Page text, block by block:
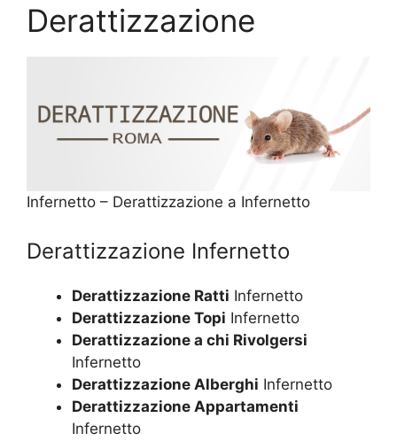
Derattizzazione
Infernetto – Derattizzazione a Infernetto
Derattizzazione Infernetto
Derattizzazione Ratti Infernetto
Derattizzazione Topi Infernetto
Derattizzazione a chi Rivolgersi
Infernetto
Derattizzazione Alberghi Infernetto
Derattizzazione Appartamenti
Infernetto